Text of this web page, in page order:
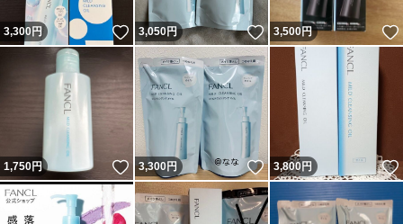
3,300円 いいね！
3,050円 いいね！
3,500円
1,750円 いいね！
3,300円 いいね！
3,800円